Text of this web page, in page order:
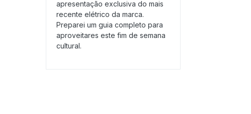
apresentação exclusiva do mais
recente elétrico da marca.
Preparei um guia completo para
aproveitares este fim de semana
cultural.